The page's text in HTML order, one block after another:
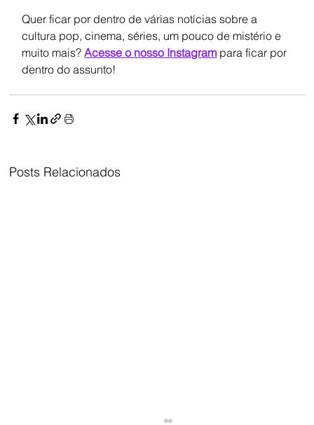
Quer ficar por dentro de várias notícias sobre a
cultura pop, cinema, séries, um pouco de mistério e
muito mais? Acesse o nosso Instagram para ficar por
dentro do assunto!
Posts Relacionados